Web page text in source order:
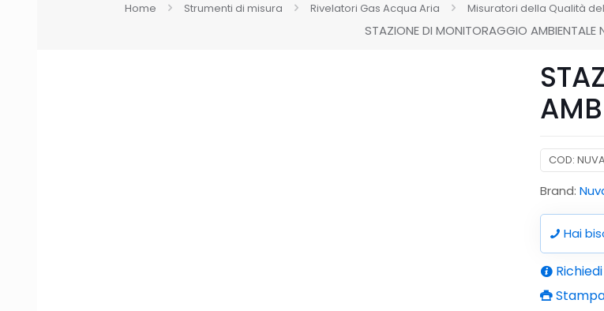
Home Strumenti di misura Rivelatori Gas Acqua Aria Misuratori della Qualità
STAZIONE DI MONITORAGGIO AMBIENTALE
COD:
Brand:
Hai